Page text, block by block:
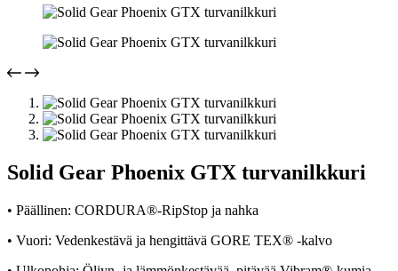
Solid Gear Phoenix GTX turvanilkkuri
• Päällinen: CORDURA®-RipStop ja nahka
• Vuori: Vedenkestävä ja hengittävä GORE TEX® -kalvo